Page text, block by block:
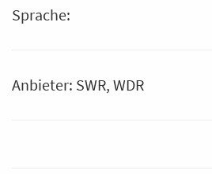
Sprache:
Anbieter: SWR, WDR